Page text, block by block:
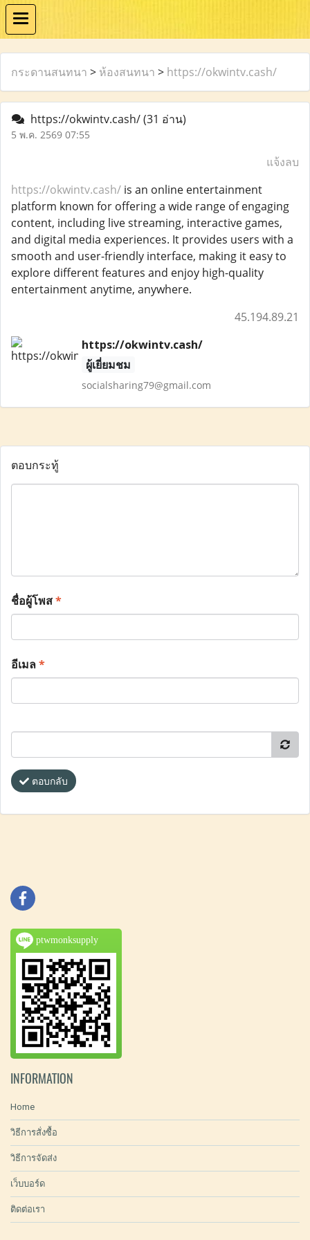
กระดานสนทนา > ห้องสนทนา > https://okwintv.cash/
https://okwintv.cash/(31 อ่าน)
5 พ.ค. 2569 07:55
แจ้งลบ
https://okwintv.cash/ is an online entertainment
platform known for offering a wide range of engaging
content, including live streaming, interactive games,
and digital media experiences. It provides users with a
smooth and user-friendly interface, making it easy to
explore different features and enjoy high-quality
entertainment anytime, anywhere.
45.194.89.21
https://okwintv.cash/
ผู้เยี่ยมชม
socialsharing79@gmail.com
ตอบกระทู้
ชื่อผู้โพส*
อีเมล*
ตอบกลับ
ptwmonksupply
INFORMATION
Home
วิธีการสั่งซื้อ
วิธีการจัดส่ง
เว็บบอร์ด
ติดต่อเรา